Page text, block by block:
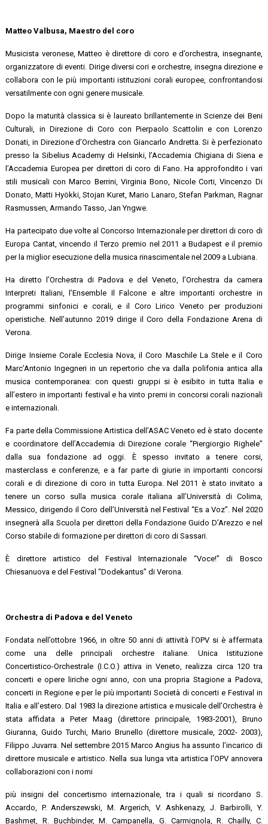
Matteo Valbusa, Maestro del coro
Musicista veronese, Matteo è direttore di coro e d’orchestra, insegnante,
organizzatore di eventi. Dirige diversi cori e orchestre, insegna direzione e
collabora con le più importanti istituzioni corali europee, confrontandosi
versatilmente con ogni genere musicale.
Dopo la maturità classica si è laureato brillantemente in Scienze dei Beni
Culturali, in Direzione di Coro con Pierpaolo Scattolin e con Lorenzo
Donati, in Direzione d’Orchestra con Giancarlo Andretta. Si è perfezionato
presso la Sibelius Academy di Helsinki, l’Accademia Chigiana di Siena e
l’Accademia Europea per direttori di coro di Fano. Ha approfondito i vari
stili musicali con Marco Berrini, Virginia Bono, Nicole Corti, Vincenzo Di
Donato, Matti Hyökki, Stojan Kuret, Mario Lanaro, Stefan Parkman, Ragnar
Rasmussen, Armando Tasso, Jan Yngwe.
Ha partecipato due volte al Concorso Internazionale per direttori di coro di
Europa Cantat, vincendo il Terzo premio nel 2011 a Budapest e il premio
per la miglior esecuzione della musica rinascimentale nel 2009 a Lubiana.
Ha diretto l’Orchestra di Padova e del Veneto, l’Orchestra da camera
Interpreti Italiani, l’Ensemble Il Falcone e altre importanti orchestre in
programmi sinfonici e corali, e il Coro Lirico Veneto per produzioni
operistiche. Nell’autunno 2019 dirige il Coro della Fondazione Arena di
Verona.
Dirige Insieme Corale Ecclesia Nova, il Coro Maschile La Stele e il Coro
Marc’Antonio Ingegneri in un repertorio che va dalla polifonia antica alla
musica contemporanea: con questi gruppi si è esibito in tutta Italia e
all’estero in importanti festival e ha vinto premi in concorsi corali nazionali
e internazionali.
Fa parte della Commissione Artistica dell’ASAC Veneto ed è stato docente
e coordinatore dell’Accademia di Direzione corale “Piergiorgio Righele”
dalla sua fondazione ad oggi. È spesso invitato a tenere corsi,
masterclass e conferenze, e a far parte di giurie in importanti concorsi
corali e di direzione di coro in tutta Europa. Nel 2011 è stato invitato a
tenere un corso sulla musica corale italiana all’Università di Colima,
Messico, dirigendo il Coro dell’Università nel Festival “Es a Voz”. Nel 2020
insegnerà alla Scuola per direttori della Fondazione Guido D’Arezzo e nel
Corso stabile di formazione per direttori di coro di Sassari.
È direttore artistico del Festival Internazionale “Voce!” di Bosco
Chiesanuova e del Festival “Dodekantus” di Verona.
Orchestra di Padova e del Veneto
Fondata nell’ottobre 1966, in oltre 50 anni di attività l’OPV si è affermata
come una delle principali orchestre italiane. Unica Istituzione
Concertistico-Orchestrale (I.C.O.) attiva in Veneto, realizza circa 120 tra
concerti e opere liriche ogni anno, con una propria Stagione a Padova,
concerti in Regione e per le più importanti Società di concerti e Festival in
Italia e all’estero. Dal 1983 la direzione artistica e musicale dell’Orchestra è
stata affidata a Peter Maag (direttore principale, 1983-2001), Bruno
Giuranna, Guido Turchi, Mario Brunello (direttore musicale, 2002- 2003),
Filippo Juvarra. Nel settembre 2015 Marco Angius ha assunto l’incarico di
direttore musicale e artistico. Nella sua lunga vita artistica l’OPV annovera
collaborazioni con i nomi
più insigni del concertismo internazionale, tra i quali si ricordano S.
Accardo, P. Anderszewski, M. Argerich, V. Ashkenazy, J. Barbirolli, Y.
Bashmet, R. Buchbinder, M. Campanella, G. Carmignola, R. Chailly, C.